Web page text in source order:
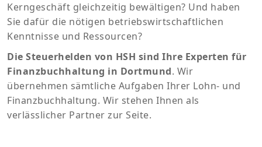
Kerngeschäft gleichzeitig bewältigen? Und haben
Sie dafür die nötigen betriebswirtschaftlichen
Kenntnisse und Ressourcen?
Die Steuerhelden von HSH sind Ihre Experten für
Finanzbuchhaltung in Dortmund. Wir
übernehmen sämtliche Aufgaben Ihrer Lohn- und
Finanzbuchhaltung. Wir stehen Ihnen als
verlässlicher Partner zur Seite.